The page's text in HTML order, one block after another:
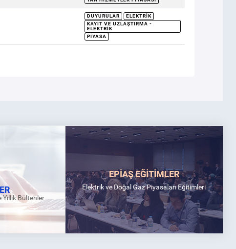
DUYURULAR
ELEKTRIK
KAYIT VE UZLAŞTIRMA -
ELEKTRIK
PIYASA
Bültenler
EPİAŞ EĞİTİMLER
Elektrik ve Doğal Gaz Piyasaları Eğitimleri